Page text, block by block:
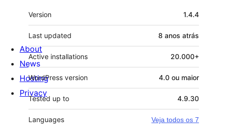
Meta
Version 1.4.4
Last updated 8 anos atrás
Active installations 20.000+
WordPress version 4.0 ou maior
Tested up to 4.9.30
Languages Veja todos os 7
About
News
Hosting
Privacy